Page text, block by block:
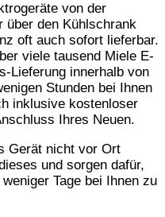
von der
über den Kühlschrank
oft auch sofort lieferbar.
viele tausend Miele E-
Lieferung innerhalb von
Stunden bei Ihnen
inklusive kostenloser
Ihres Neuen.
Gerät nicht vor Ort
und sorgen dafür,
Tage bei Ihnen zu